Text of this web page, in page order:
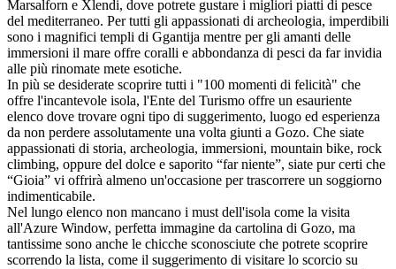
Marsalforn e Xlendi, dove potrete gustare i migliori piatti di pesce
del mediterraneo. Per tutti gli appassionati di archeologia, imperdibili
sono i magnifici templi di Ggantija mentre per gli amanti delle
immersioni il mare offre coralli e abbondanza di pesci da far invidia
alle più rinomate mete esotiche.
In più se desiderate scoprire tutti i "100 momenti di felicità" che
offre l'incantevole isola, l'Ente del Turismo offre un esauriente
elenco dove trovare ogni tipo di suggerimento, luogo ed esperienza
da non perdere assolutamente una volta giunti a Gozo. Che siate
appassionati di storia, archeologia, immersioni, mountain bike, rock
climbing, oppure del dolce e saporito “far niente”, siate pur certi che
“Gioia” vi offrirà almeno un'occasione per trascorrere un soggiorno
indimenticabile.
Nel lungo elenco non mancano i must dell'isola come la visita
all'Azure Window, perfetta immagine da cartolina di Gozo, ma
tantissime sono anche le chicche sconosciute che potrete scoprire
scorrendo la lista, come il suggerimento di visitare lo scorcio su